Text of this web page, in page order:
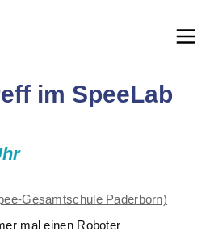
im SpeeLab
Gesamtschule Paderborn)
mal einen Roboter